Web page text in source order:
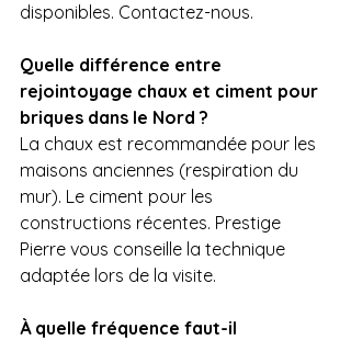
disponibles. Contactez-nous.
Quelle différence entre
rejointoyage chaux et ciment pour
briques dans le Nord ?
La chaux est recommandée pour les
maisons anciennes (respiration du
mur). Le ciment pour les
constructions récentes. Prestige
Pierre vous conseille la technique
adaptée lors de la visite.
À quelle fréquence faut-il